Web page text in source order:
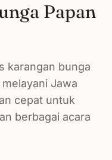
Papan
karangan bunga
Jawa
cepat untuk
berbagai acara